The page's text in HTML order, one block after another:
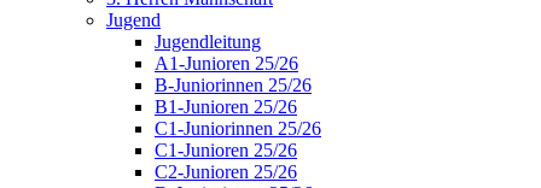
Jugend
Jugendleitung
A1-Junioren 25/26
B-Juniorinnen 25/26
B1-Junioren 25/26
C1-Juniorinnen 25/26
C1-Junioren 25/26
C2-Junioren 25/26